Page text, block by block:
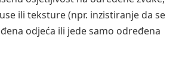
ili teksture (npr. inzistiranje da se
odjeća ili jede samo određena